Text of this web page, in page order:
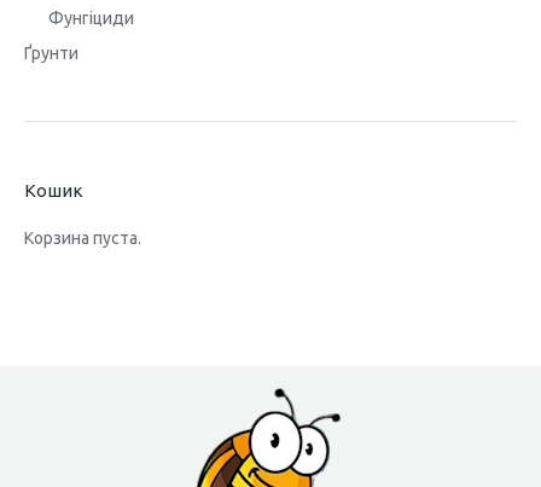
Фунгіциди
Ґрунти
Кошик
Корзина пуста.